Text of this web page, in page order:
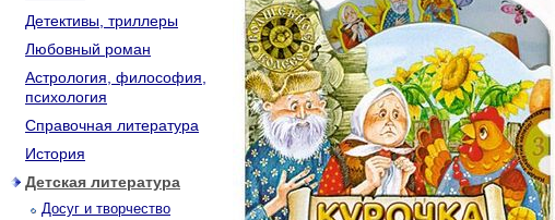
Детективы, триллеры
Любовный роман
Астрология, философия,
психология
Справочная литература
История
Детская литература
Досуг и творчество